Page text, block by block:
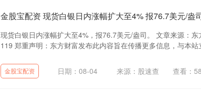
金股宝配资 现货白银日内涨幅扩大至4% 报76.7美元/盎
现货白银日内涨幅扩大至4%，报76.7美元/盎司。 文章来源：东
119 郑重声明：东方财富发布此内容旨在传播更多信息，与本站
金股宝配资 日期：08-04 来源：股速查 查看： 58